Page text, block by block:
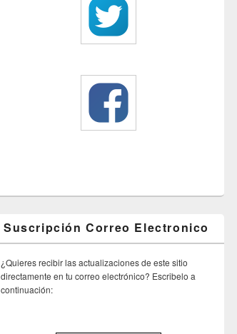
Suscripción Correo Electronico
¿Quieres recibir las actualizaciones de este sitio
directamente en tu correo electrónico? Escribelo a
continuación: